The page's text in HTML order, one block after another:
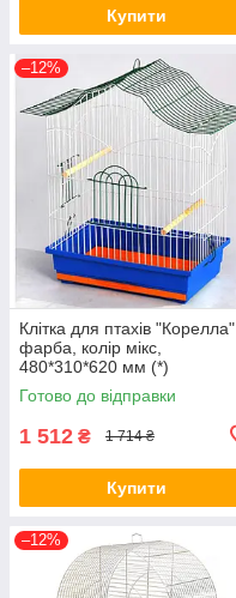
Купити
–12%
Клітка для птахів "Корелла"
фарба, колір мікс,
480*310*620 мм (*)
Готово до відправки
1 512 ₴ 1 714 ₴
Купити
–12%